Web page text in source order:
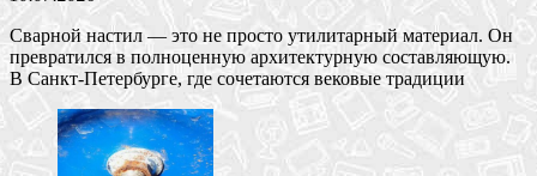
Сварной настил — это не просто утилитарный материал. Он
превратился в полноценную архитектурную составляющую.
В Санкт-Петербурге, где сочетаются вековые традиции